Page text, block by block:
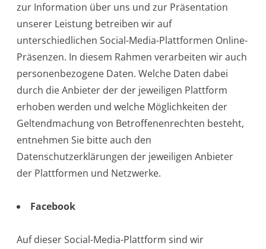
zur Information über uns und zur Präsentation
unserer Leistung betreiben wir auf
unterschiedlichen Social-Media-Plattformen Online-
Präsenzen. In diesem Rahmen verarbeiten wir auch
personenbezogene Daten. Welche Daten dabei
durch die Anbieter der der jeweiligen Plattform
erhoben werden und welche Möglichkeiten der
Geltendmachung von Betroffenenrechten besteht,
entnehmen Sie bitte auch den
Datenschutzerklärungen der jeweiligen Anbieter
der Plattformen und Netzwerke.
Facebook
Auf dieser Social-Media-Plattform sind wir